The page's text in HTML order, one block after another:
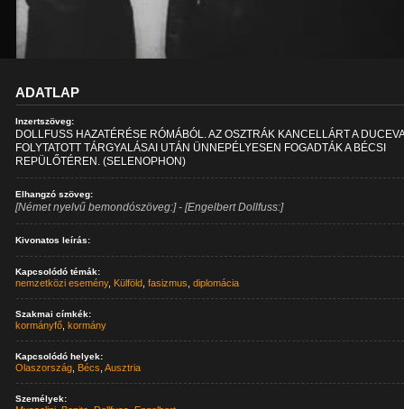
ADATLAP
Inzertszöveg:
DOLLFUSS HAZATÉRÉSE RÓMÁBÓL. AZ OSZTRÁK KANCELLÁRT A
FOLYTATOTT TÁRGYALÁSAI UTÁN ÜNNEPÉLYESEN FOGADTÁK A BÉCSI
REPÜLŐTÉREN. (SELENOPHON)
Elhangzó szöveg:
[Német nyelvű bemondószöveg:] - [Engelbert Dollfuss:]
Kivonatos leírás:
Kapcsolódó témák:
nemzetközi esemény, Külföld ,fasizmus ,diplomácia
Szakmai címkék:
kormányfő ,kormány
Kapcsolódó helyek:
Olaszország Bécs ,Ausztria
Személyek: